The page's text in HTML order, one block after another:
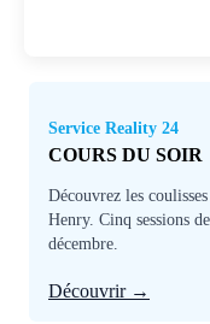
Service Reality 24
COURS DU SOIR
Découvrez les
Henry. Cinq sessions
décembre.
Découvrir →